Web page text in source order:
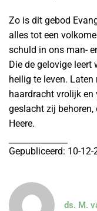
Zo is dit gebod
alles tot een
schuld in ons man-
Die de gelovige
heilig te leven.
haardracht vrolijk
geslacht zij
Heere.
Gepubliceerd: 10-12-
ds. M.